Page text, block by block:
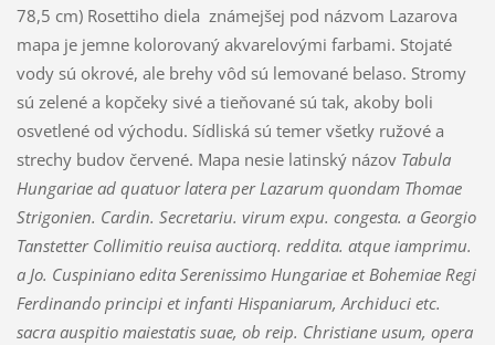
78,5 cm) Rosettiho diela známejšej pod názvom Lazarova
mapa je jemne kolorovaný akvarelovými farbami. Stojaté
vody sú okrové, ale brehy vôd sú lemované belaso. Stromy
sú zelené a kopčeky sivé a tieňované sú tak, akoby boli
osvetlené od východu. Sídliská sú temer všetky ružové a
strechy budov červené. Mapa nesie latinský názov Tabula
Hungariae ad quatuor latera per Lazarum quondam Thomae
Strigonien. Cardin. Secretariu. virum expu. congesta. a Georgio
Tanstetter Collimitio reuisa auctiorq. reddita. atque iamprimu.
a Jo. Cuspiniano edita Serenissimo Hungariae et Bohemiae Regi
Ferdinando principi et infanti Hispaniarum, Archiduci etc.
sacra auspitio maiestatis suae, ob reip. Christiane usum, opera